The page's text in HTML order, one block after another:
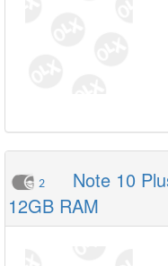
2
Note 10
12GB RAM